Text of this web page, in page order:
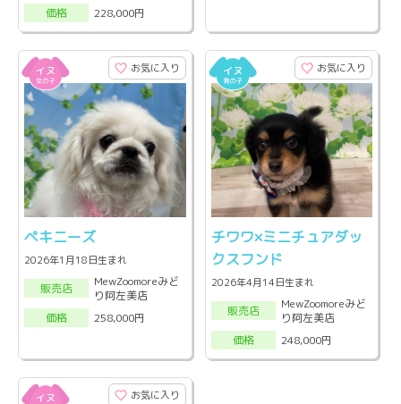
価格
228,000円
お気に入り
ペキニーズ
2026年1月18日生まれ
販売店
MewZoomoreみど
り阿左美店
価格
258,000円
お気に入り
チワワ×ミニチュアダッ
クスフンド
2026年4月14日生まれ
販売店
MewZoomoreみど
り阿左美店
価格
248,000円
お気に入り